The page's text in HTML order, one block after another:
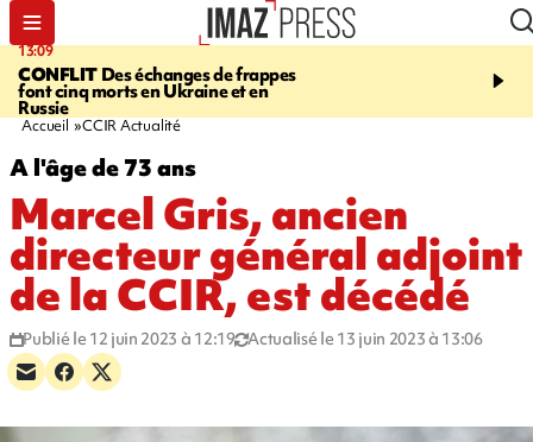
13:09
CONFLIT Des échanges de frappes
font cinq morts en Ukraine et en
Russie
17:14
Quatre
européennes pour les
Accueil CCIR Actualité
A l'âge de 73 ans
Marcel Gris, ancien
directeur général adjoint
de la CCIR, est décédé
Publié le 12 juin 2023 à 12:19 Actualisé le 13 juin 2023 à 13:06